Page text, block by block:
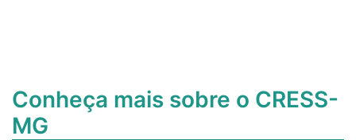
Conheça mais sobre o CRESS-
MG